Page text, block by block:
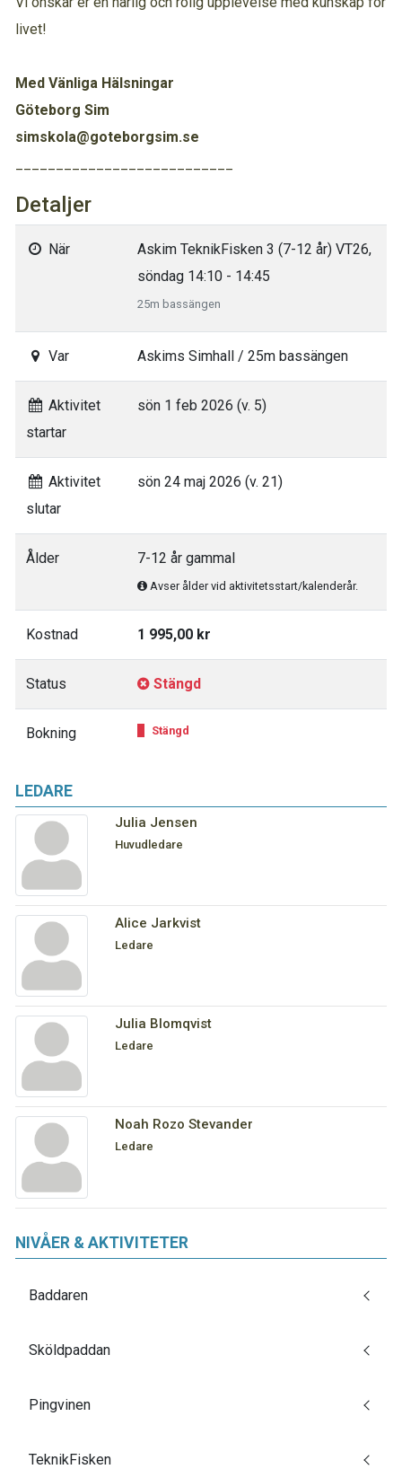
LEDARE
Julia Jensen
Huvudledare
Alice Jarkvist
Ledare
Julia Blomqvist
Ledare
Noah Rozo Stevander
Ledare
livet!
Med Vänliga Hälsningar
Göteborg Sim
simskola@goteborgsim.se
Detaljer
När
Askim TeknikFisken 3 (7-12 år) VT26,
söndag 14:10 - 14:45
25m bassängen
Var Askims Simhall / 25m bassängen
Aktivitet
startar
sön 1 feb 2026 (v. 5)
Aktivitet
slutar
sön 24 maj 2026 (v. 21)
Ålder 7-12 år gammal
Avser ålder vid aktivitetsstart/kalenderår.
Kostnad 1 995,00 kr
Status Stängd
Bokning Stängd
NIVÅER & AKTIVITETER
Baddaren
Sköldpaddan
Pingvinen
TeknikFisken